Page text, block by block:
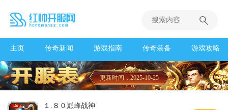
主页 传奇新闻 游戏指南 传奇装备 游戏攻略
更新时间：2025-10-25
１.８０巅峰战神